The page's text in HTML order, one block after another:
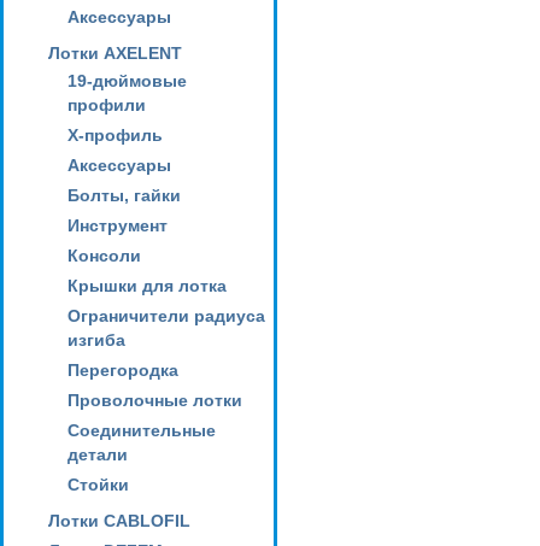
Аксессуары
Лотки AXELENT
19-дюймовые
профили
X-профиль
Аксессуары
Болты, гайки
Инструмент
Консоли
Крышки для лотка
Ограничители радиуса
изгиба
Перегородка
Проволочные лотки
Соединительные
детали
Стойки
Лотки CABLOFIL